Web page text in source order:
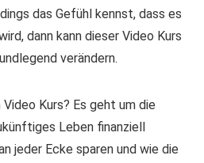
das Gefühl kennst, dass es
dann kann dieser Video Kurs
verändern.
Kurs? Es geht um die
Leben finanziell
jeder Ecke sparen und wie die